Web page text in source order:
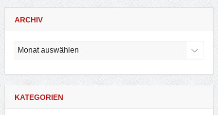
ARCHIV
Archiv
KATEGORIEN